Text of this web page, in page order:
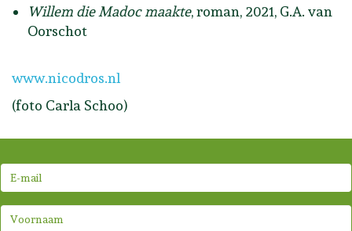
Willem die Madoc maakte, roman, 2021, G.A. van
Oorschot
www.nicodros.nl
(foto Carla Schoo)